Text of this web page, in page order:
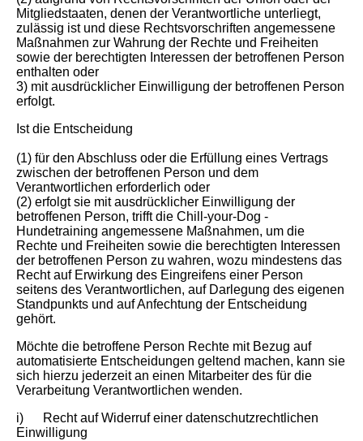
Mitgliedstaaten, denen der Verantwortliche unterliegt,
zulässig ist und diese Rechtsvorschriften angemessene
Maßnahmen zur Wahrung der Rechte und Freiheiten
sowie der berechtigten Interessen der betroffenen Person
enthalten oder
3) mit ausdrücklicher Einwilligung der betroffenen Person
erfolgt.
Ist die Entscheidung
(1) für den Abschluss oder die Erfüllung eines Vertrags
zwischen der betroffenen Person und dem
Verantwortlichen erforderlich oder
(2) erfolgt sie mit ausdrücklicher Einwilligung der
betroffenen Person, trifft die Chill-your-Dog -
Hundetraining angemessene Maßnahmen, um die
Rechte und Freiheiten sowie die berechtigten Interessen
der betroffenen Person zu wahren, wozu mindestens das
Recht auf Erwirkung des Eingreifens einer Person
seitens des Verantwortlichen, auf Darlegung des eigenen
Standpunkts und auf Anfechtung der Entscheidung
gehört.
Möchte die betroffene Person Rechte mit Bezug auf
automatisierte Entscheidungen geltend machen, kann sie
sich hierzu jederzeit an einen Mitarbeiter des für die
Verarbeitung Verantwortlichen wenden.
i) Recht auf Widerruf einer datenschutzrechtlichen
Einwilligung